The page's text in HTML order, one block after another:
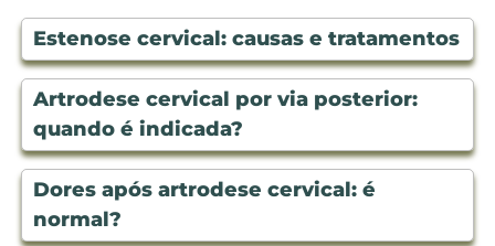
Estenose cervical: causas e tratamentos
Artrodese cervical por via posterior:
quando é indicada?
Dores após artrodese cervical: é
normal?